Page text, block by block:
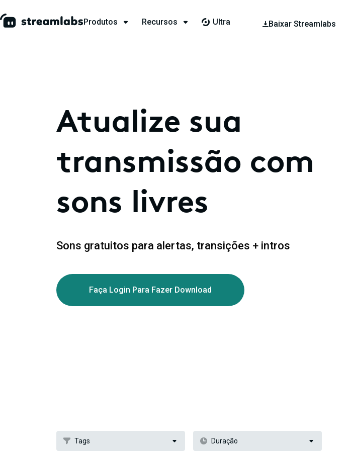
Produtos Recursos Ultra Baixar Streamlabs
Atualize sua
transmissão com
sons livres
Sons gratuitos para alertas, transições + intros
Faça Login Para Fazer Download
Tags Duração